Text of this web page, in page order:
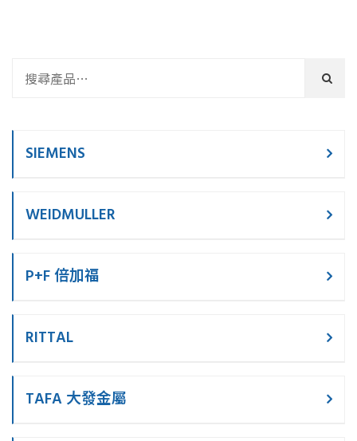
SIEMENS
WEIDMULLER
P+F 倍加福
RITTAL
TAFA 大發金屬